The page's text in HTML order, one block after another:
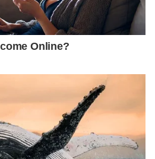
hype/entertainment/
unik-bayi-artis-hollywood-
magazine/nama-anak-
celeb/d-5063055/5-nama-
unik-bacanya-saja-bikin-kamu-